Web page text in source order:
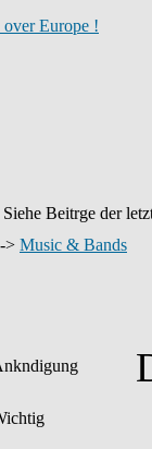
Europe !
Siehe Beitrge der
-> Music & Bands